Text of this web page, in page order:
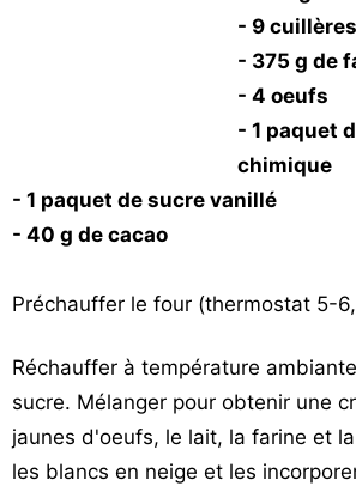
- 9
- 375 g de
- 4 oeufs
- 1 paquet
chimique
- 1 paquet de sucre vanillé
- 40 g de cacao
Préchauffer le four (thermostat 5-6,
Réchauffer à température
sucre. Mélanger pour obtenir une
jaunes d'oeufs, le lait, la farine et
les blancs en neige et les